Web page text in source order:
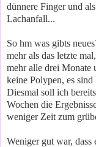
dünnere Finger und
Lachanfall...
So hm was gibts
mehr als das letzte
mehr alle drei Monate
keine Polypen, es
Diesmal soll ich
Wochen die
weniger Zeit zum
Weniger gut war, dass